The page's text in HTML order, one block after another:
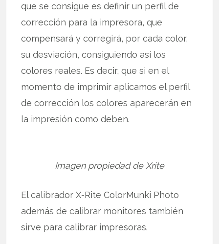
que se consigue es definir un perfil de
corrección para la impresora, que
compensará y corregirá, por cada color,
su desviación, consiguiendo así los
colores reales. Es decir, que si en el
momento de imprimir aplicamos el perfil
de corrección los colores aparecerán en
la impresión como deben.
Imagen propiedad de Xrite
El calibrador X-Rite ColorMunki Photo
además de calibrar monitores también
sirve para calibrar impresoras.